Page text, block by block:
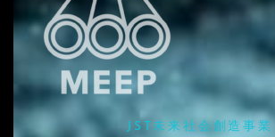
JST未来社会創造事業